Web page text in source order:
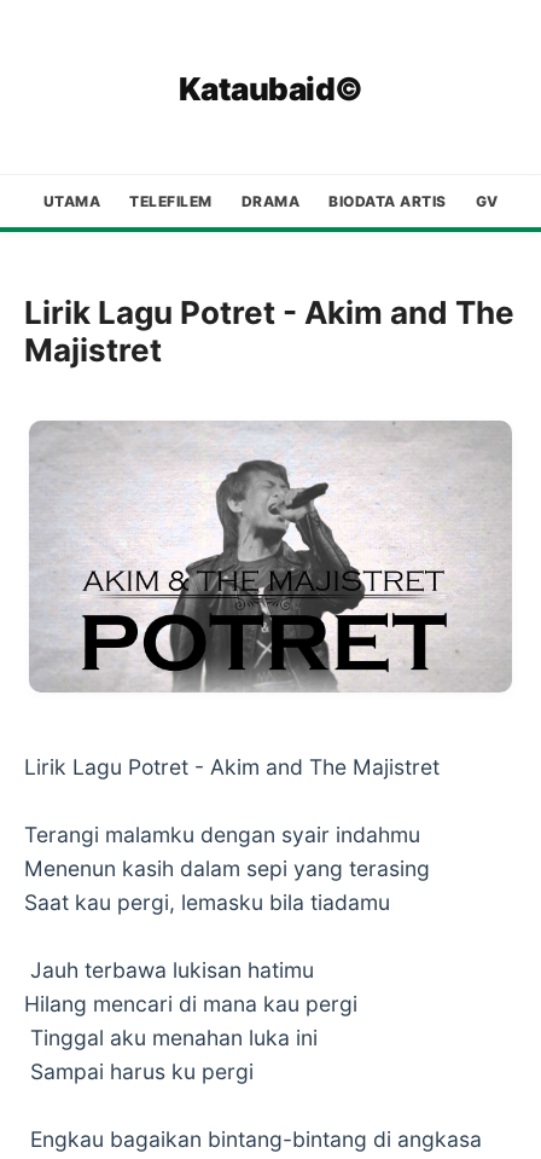
Kataubaid©
UTAMA TELEFILEM DRAMA BIODATA ARTIS GV
Lirik Lagu Potret - Akim and The
Majistret
Lirik Lagu Potret - Akim and The Majistret
Terangi malamku dengan syair indahmu
Menenun kasih dalam sepi yang terasing
Saat kau pergi, lemasku bila tiadamu
Jauh terbawa lukisan hatimu
Hilang mencari di mana kau pergi
Tinggal aku menahan luka ini
Sampai harus ku pergi
Engkau bagaikan bintang-bintang di angkasa